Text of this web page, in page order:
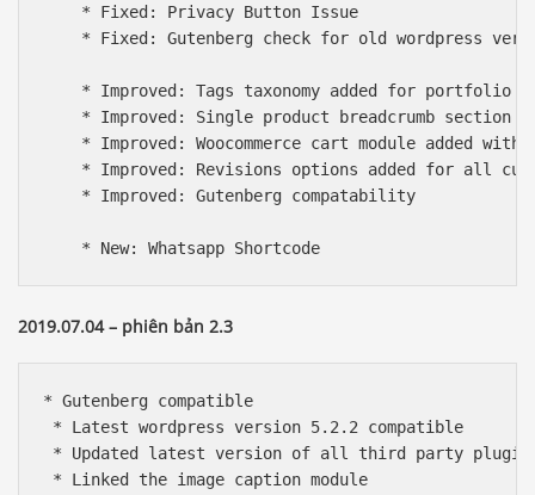
    * Fixed: Privacy Button Issue
* Fixed: Gutenberg check for old wordpress
    * Improved: Tags taxonomy added for portfolio
    * Improved: Single product breadcrumb section
* Improved: Woocommerce cart module added with
* Improved: Revisions options added for all
    * Improved: Gutenberg compatability
    * New: Whatsapp Shortcode
2019.07.04 – phiên bản 2.3
* Gutenberg compatible
* Latest wordpress version 5.2.2 compatible
* Updated latest version of all third party
* Linked the image caption module